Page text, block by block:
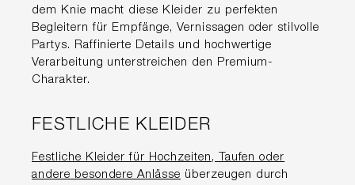
dem Knie macht diese Kleider zu perfekten
Begleitern für Empfänge, Vernissagen oder stilvolle
Partys. Raffinierte Details und hochwertige
Verarbeitung unterstreichen den Premium-
Charakter.
FESTLICHE KLEIDER
Festliche Kleider für Hochzeiten, Taufen oder
andere besondere Anlässe überzeugen durch